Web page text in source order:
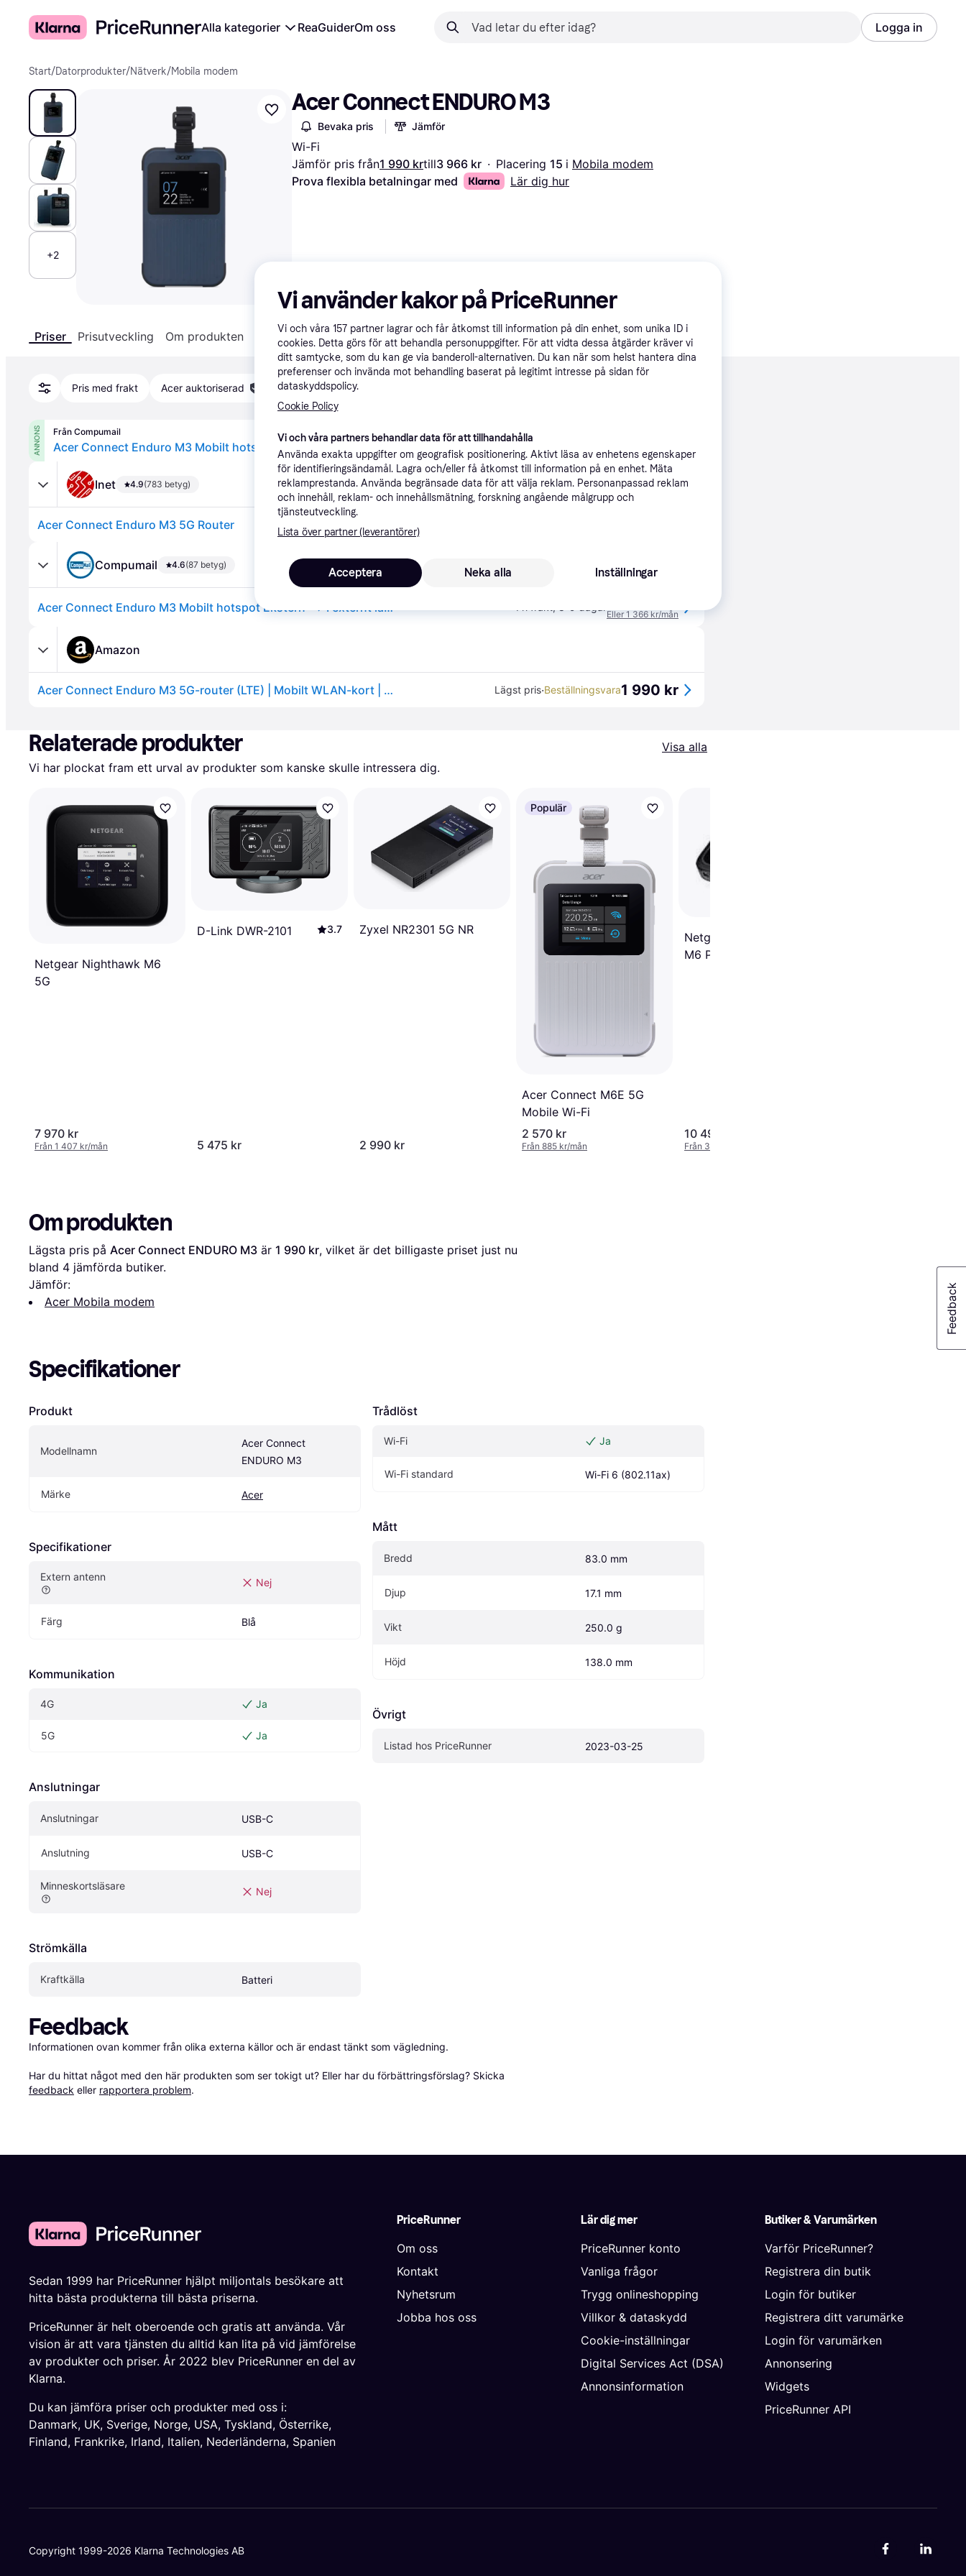
Alla kategorier ReaGuiderOm oss Logga in
Start/Datorprodukter/Nätverk/Mobila modem
+2
Acer Connect ENDURO M3
Bevaka pris Jämför
Wi-Fi
Jämför pris från1 990 krtill3 966 kr · Placering 15 i Mobila modem
Prova flexibla betalningar med
Lär dig hur
Priser Prisutveckling Om produkten Specifikationer
Pris med frakt Acer auktoriserad
ANNONS Från Compumail
Fri frakt
Eller 1 366 kr/mån
Inet 4.9(783 betyg) Acer auktoriserad
Acer Connect Enduro M3 5G Router
Compumail 4.6(87 betyg)
Acer Connect Enduro M3 Mobilt hotspot Ekstern --> I externt lager, forväntat leveransdatum hos dig 14-08-2026 Eller 1 366 kr/mån
Amazon
Acer Connect Enduro M3 5G-router (LTE) | Mobilt WLAN-kort | WiFi 6 | Dual 2.4 & 5,0 GHz | Nano & Virtual SIM | 6 500 mAh batteri | USB 3.0 Type-C | MIL-STD-810H Lägst pris·Beställningsvara1 990 kr
Relaterade produkter
Visa alla
Vi har plockat fram ett urval av produkter som kanske skulle intressera dig.
Netgear Nighthawk M6
5G
7 970 kr
Från 1 407 kr/mån
D-Link DWR-2101 3.7
5 475 kr
Zyxel NR2301 5G NR
2 990 kr
Populär
Acer Connect M6E 5G
Mobile Wi-Fi
2 570 kr
Från 885 kr/mån
Netgear Nighthawk
M6 Pro (MR6450)
10 490 kr
Från 3 614 kr/mån
Om produkten
Lägsta pris på Acer Connect ENDURO M3 är 1 990 kr, vilket är det billigaste priset just nu
bland 4 jämförda butiker.
Jämför:
Acer Mobila modem
Specifikationer
Produkt
Modellnamn
Acer Connect
ENDURO M3
Märke Acer
Specifikationer
Extern antenn Nej
Färg Blå
Kommunikation
4G Ja
5G Ja
Anslutningar
Anslutningar USB-C
Anslutning USB-C
Minneskortsläsare Nej
Strömkälla
Kraftkälla Batteri
Trådlöst
Wi-Fi Ja
Wi-Fi standard Wi-Fi 6 (802.11ax)
Mått
Bredd 83.0 mm
Djup 17.1 mm
Vikt 250.0 g
Höjd 138.0 mm
Övrigt
Listad hos PriceRunner 2023-03-25
Feedback
Informationen ovan kommer från olika externa källor och är endast tänkt som vägledning.
Har du hittat något med den här produkten som ser tokigt ut? Eller har du förbättringsförslag? Skicka
feedback eller rapportera problem.
PriceRunner
Om oss
Kontakt
Nyhetsrum
Jobba hos oss
Lär dig mer
PriceRunner konto
Vanliga frågor
Trygg onlineshopping
Villkor & dataskydd
Cookie-inställningar
Digital Services Act (DSA)
Annonsinformation
Butiker & Varumärken
Varför PriceRunner?
Registrera din butik
Login för butiker
Registrera ditt varumärke
Login för varumärken
Annonsering
Widgets
PriceRunner API
Sedan 1999 har PriceRunner hjälpt miljontals besökare att
hitta bästa produkterna till bästa priserna.
PriceRunner är helt oberoende och gratis att använda. Vår
vision är att vara tjänsten du alltid kan lita på vid jämförelse
av produkter och priser. År 2022 blev PriceRunner en del av
Klarna.
Du kan jämföra priser och produkter med oss i:
Danmark, UK, Sverige, Norge, USA, Tyskland, Österrike,
Finland, Frankrike, Irland, Italien, Nederländerna, Spanien
Copyright 1999-2026 Klarna Technologies AB
Vi använder kakor på PriceRunner
Vi och våra 157 partner lagrar och får åtkomst till information på din enhet, som unika ID i
cookies. Detta görs för att behandla personuppgifter. För att vidta dessa åtgärder kräver vi
ditt samtycke, som du kan ge via banderoll-alternativen. Du kan när som helst hantera dina
preferenser och invända mot behandling baserat på legitimt intresse på sidan för
dataskyddspolicy.
Cookie Policy
Vi och våra partners behandlar data för att tillhandahålla
Använda exakta uppgifter om geografisk positionering. Aktivt läsa av enhetens egenskaper
för identifieringsändamål. Lagra och/eller få åtkomst till information på en enhet. Mäta
reklamprestanda. Använda begränsade data för att välja reklam. Personanpassad reklam
och innehåll, reklam- och innehållsmätning, forskning angående målgrupp och
tjänsteutveckling.
Lista över partner (leverantörer)
Neka alla
Acceptera Inställningar